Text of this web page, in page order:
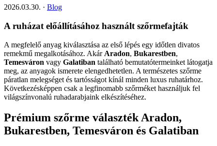
2026.03.30. · Blog
A ruházat előállításához használt szőrmefajták
A megfelelő anyag kiválasztása az első lépés egy időtlen divatos
remekmű megalkotásához. Akár Aradon, Bukarestben,
Temesváron vagy Galatiban található bemutatótermeinket látogatja
meg, az anyagok ismerete elengedhetetlen. A természetes szőrme
páratlan melegséget és tartósságot kínál minden luxus ruhatárhoz.
Következésképpen csak a legfinomabb szőrméket használjuk fel
világszínvonalú ruhadarabjaink elkészítéséhez.
Prémium szőrme választék Aradon,
Bukarestben, Temesváron és Galatiban